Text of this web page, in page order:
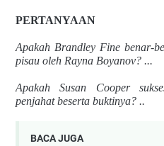
PERTANYAAN
Apakah Brandley Fine benar-
pisau oleh Rayna Boyanov? ...
Apakah Susan Cooper
penjahat beserta buktinya? ..
BACA JUGA